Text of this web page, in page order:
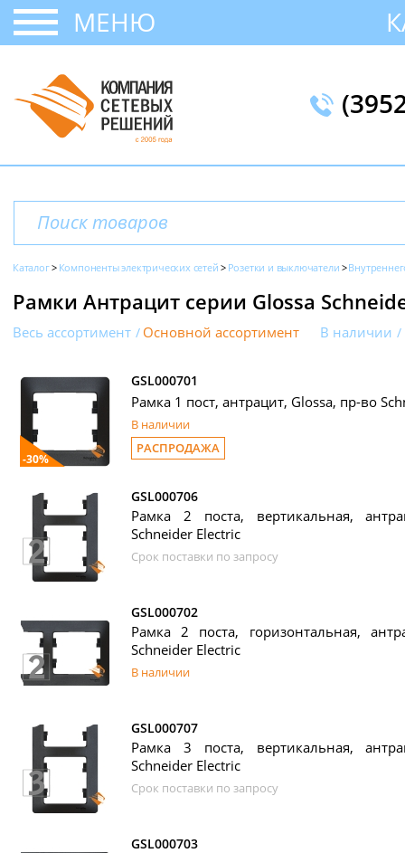
МЕНЮ
Каталог Компоненты электрических сетей Розетки и выключатели
Рамки Антрацит серии Glossa
Весь ассортимент Основной ассортимент В наличии
-30%
GSL000701
Рамка 1 пост, антрацит, Glossa, пр-во
В наличии
РАСПРОДАЖА
GSL000706
Рамка 2 поста, вертикальная,
Schneider Electric
Срок поставки по запросу
GSL000702
Рамка 2 поста, горизонтальная,
Schneider Electric
В наличии
GSL000707
Рамка 3 поста, вертикальная,
Schneider Electric
Срок поставки по запросу
GSL000703